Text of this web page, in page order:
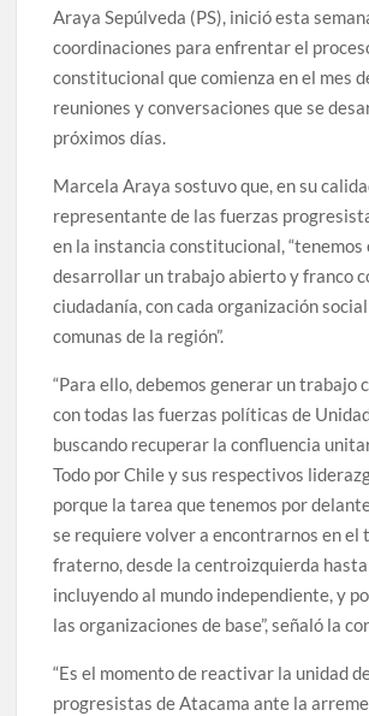
Araya Sepúlveda (PS), inició esta
coordinaciones para enfrentar el
constitucional que comienza en el mes
reuniones y conversaciones que se
próximos días.
Marcela Araya sostuvo que, en su
representante de las fuerzas
en la instancia constitucional, “tenemos
desarrollar un trabajo abierto y franco
ciudadanía, con cada organización
comunas de la región”.
“Para ello, debemos generar un trabajo
con todas las fuerzas políticas de
buscando recuperar la confluencia
Todo por Chile y sus respectivos
porque la tarea que tenemos por
se requiere volver a encontrarnos en el
fraterno, desde la centroizquierda
incluyendo al mundo independiente, y
las organizaciones de base”, señaló la
“Es el momento de reactivar la unidad
progresistas de Atacama ante la